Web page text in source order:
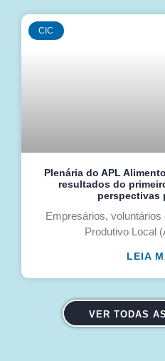
CIC
Plenária do APL
resultados do
perspectivas
Empresários, voluntários
Produtivo Local
LEIA
VER TODAS